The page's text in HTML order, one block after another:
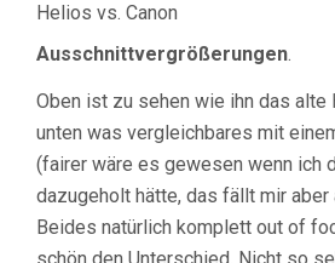
Helios vs. Canon
Ausschnittvergrößerungen.
Oben ist zu sehen wie ihn das
unten was vergleichbares mit
(fairer wäre es gewesen wenn ich
dazugeholt hätte, das fällt mir aber
Beides natürlich komplett out of